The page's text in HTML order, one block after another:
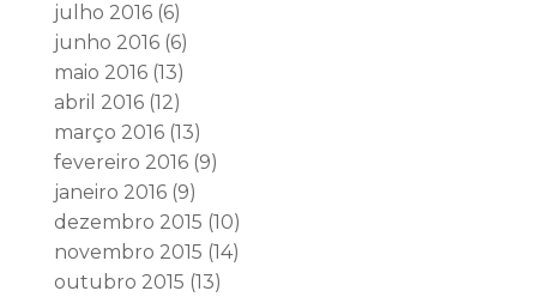
julho 2016(6)
junho 2016(6)
maio 2016(13)
abril 2016(12)
março 2016(13)
fevereiro 2016(9)
janeiro 2016(9)
dezembro 2015 (10)
novembro 2015 (14)
outubro 2015 (13)